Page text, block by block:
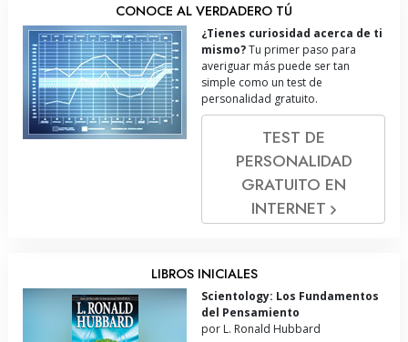
CONOCE AL VERDADERO TÚ
¿Tienes curiosidad acerca de ti
mismo?Tu primer paso para
averiguar más puede ser tan
simple como un test de
personalidad gratuito.
TEST DE
PERSONALIDAD
GRATUITO EN
INTERNET
LIBROS INICIALES
Scientology: Los Fundamentos
del Pensamiento
por L. Ronald Hubbard